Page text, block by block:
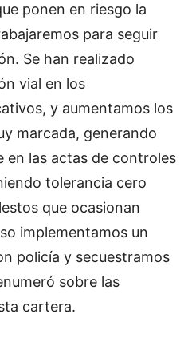
ponen en riesgo la
para seguir
Se han realizado
vial en los
y aumentamos los
marcada, generando
en las actas de controles
tolerancia cero
que ocasionan
implementamos un
policía y secuestramos
sobre las
cartera.